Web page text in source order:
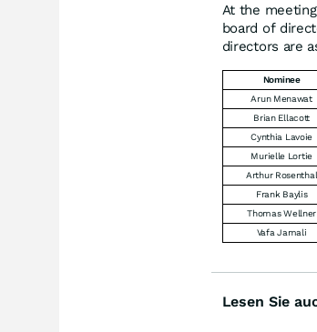
At the
board of
directors are
Nominee
Arun Menawat
Brian Ellacott
Cynthia Lavoie
Murielle Lortie
Arthur Rosenthal
Frank Baylis
Thomas Wellner
Vafa Jamali
Lesen Sie